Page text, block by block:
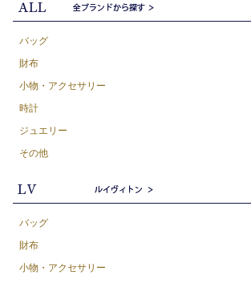
バッグ
財布
小物・アクセサリー
時計
ジュエリー
その他
バッグ
財布
小物・アクセサリー